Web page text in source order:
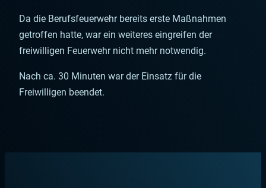
Da die Berufsfeuerwehr bereits erste Maßnahmen
getroffen hatte, war ein weiteres eingreifen der
freiwilligen Feuerwehr nicht mehr notwendig.
Nach ca. 30 Minuten war der Einsatz für die
Freiwilligen beendet.